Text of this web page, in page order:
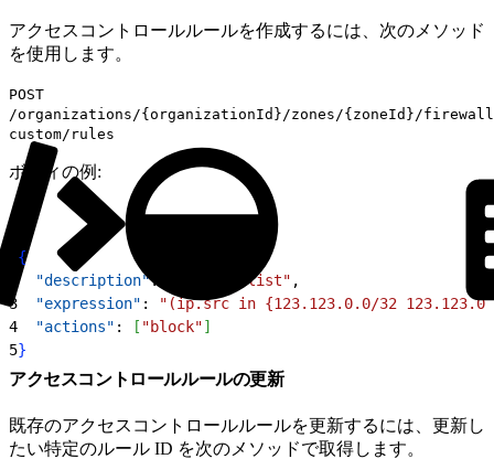
アクセスコントロールルールを作成するには、次のメソッド
を使用します。
POST
/organizations/{organizationId}/zones/{zoneId}/
custom/rules
ボディの例:
{
  "description"
: "IP Blocklist" ,
3
  "expression"
:
"(ip.src in {123.123.0.0/32
4
  "actions"
: [ "block"]
5}
アクセスコントロールルールの更新
既存のアクセスコントロールルールを更新するには、更新し
たい特定のルール ID を次のメソッドで取得します。